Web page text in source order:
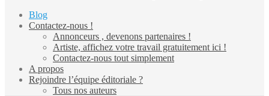
Blog
Contactez-nous !
Annonceurs , devenons partenaires !
Artiste, affichez votre travail gratuitement ici !
Contactez-nous tout simplement
A propos
Rejoindre l’équipe éditoriale ?
Tous nos auteurs